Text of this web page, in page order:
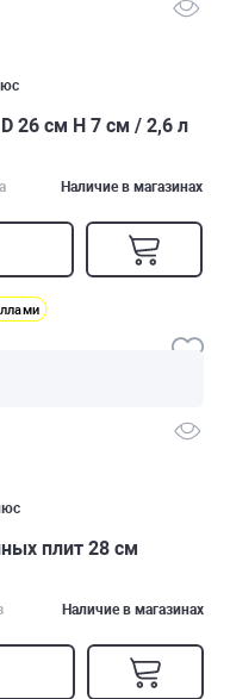
26 см H 7 см / 2,6 л
Наличие в магазинах
плит 28 см
Наличие в магазинах